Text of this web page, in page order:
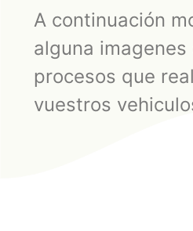
A continuación
alguna imagenes
procesos que
vuestros